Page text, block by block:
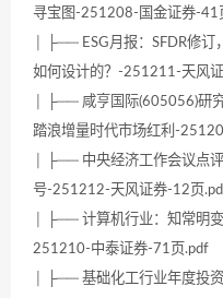
寻宝图-251208-国金证券-41
│ ├── ESG月报：SFDR修
如何设计的？-251211-天风
│ ├── 咸亨国际(605056)研
踏浪增量时代市场红利-
│ ├── 中央经济工作会议点
号-251212-天风证券-12页
│ ├── 计算机行业：知常明
251210-中泰证券-71页.pdf
│ ├── 基础化工行业年度投